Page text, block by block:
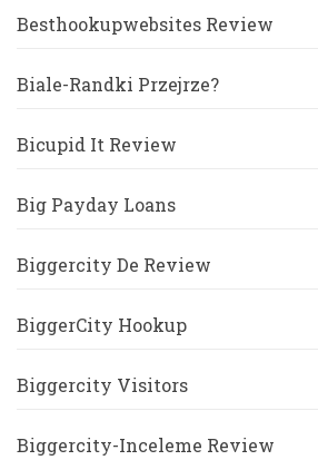
Besthookupwebsites Review
Biale-Randki Przejrze?
Bicupid It Review
Big Payday Loans
Biggercity De Review
BiggerCity Hookup
Biggercity Visitors
Biggercity-Inceleme Review